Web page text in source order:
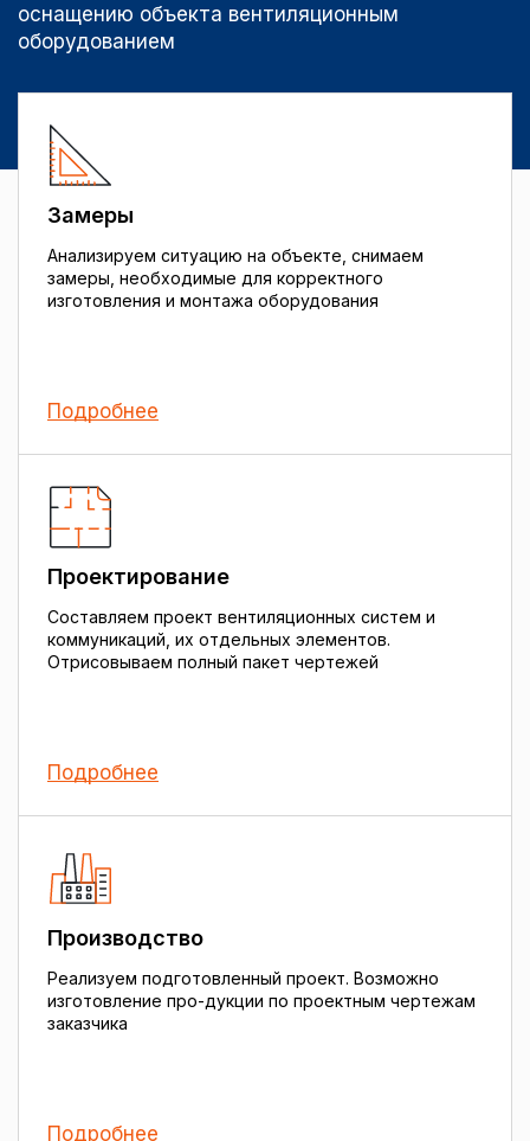
оснащению объекта вентиляционным
оборудованием
Замеры
Анализируем ситуацию на объекте, снимаем
замеры, необходимые для корректного
изготовления и монтажа оборудования
Подробнее
Проектирование
Составляем проект вентиляционных систем и
коммуникаций, их отдельных элементов.
Отрисовываем полный пакет чертежей
Подробнее
Производство
Реализуем подготовленный проект. Возможно
изготовление про-дукции по проектным чертежам
заказчика
Подробнее